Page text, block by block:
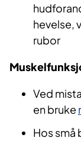
hevelse,
rubor
Ved
en bruke
Hos små